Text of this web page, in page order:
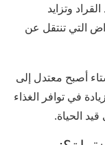
وتزايد
التي تنتقل عن
أصبح معتدل إلى
في توافر الغذاء
قيد الحياة.